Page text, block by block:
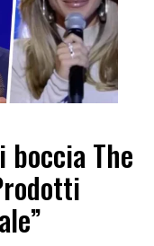
boccia The